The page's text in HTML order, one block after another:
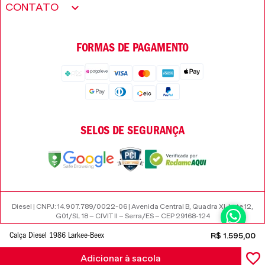
Calça Diesel 1986 Larkee-Beex R$ 1.595,00
Adicionar à sacola
Trabalhe conosco
Encontre uma loja
Seja um revendedor
CONTATO
FORMAS DE PAGAMENTO
SELOS DE SEGURANÇA
Diesel | CNPJ: 14.907.789/0022-06 | Avenida Central B, Quadra XI, Lote 12,
G01/SL 18 – CIVIT II – Serra/ES – CEP 29168-124